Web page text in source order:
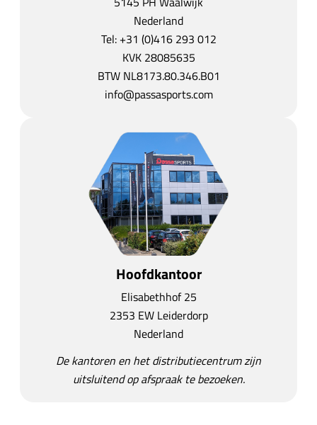
Nederland
Tel: +31 (0)416 293 012
KVK 28085635
BTW NL8173.80.346.B01
info@passasports.com
Hoofdkantoor
Elisabethhof 25
2353 EW Leiderdorp
Nederland
De kantoren en het distributiecentrum zijn
uitsluitend op afspraak te bezoeken.